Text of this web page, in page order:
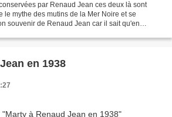
par Renaud Jean ces deux là sont
le mythe des mutins de la Mer Noire et se
souvenir de Renaud Jean car il sait qu'en
en 1938